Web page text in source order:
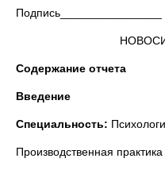
Подпись________________
Содержание отчета
Введение
Специальность:
Производственная практика